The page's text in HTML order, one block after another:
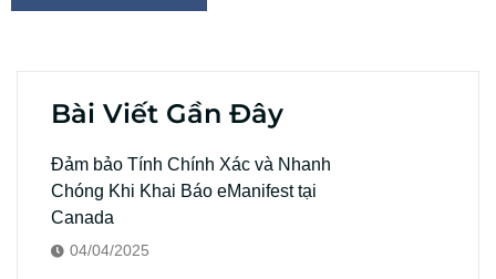
Bài Viết Gần Đây
Đảm bảo Tính Chính Xác và Nhanh
Chóng Khi Khai Báo eManifest tại
Canada
04/04/2025